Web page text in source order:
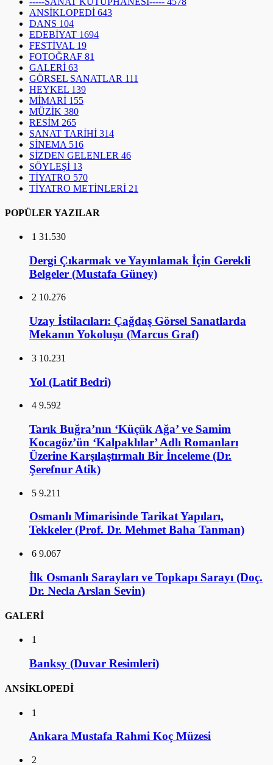
HEYKEL139
MİMARİ155
MÜZİK380
RESİM265
SANAT TARİHİ
SİNEMA516
SİZDEN GELENLER 46
SÖYLEŞİ13
TİYATRO570
TİYATRO METİNLERİ
POPÜLER YAZILAR
131.530
Dergi Çıkarmak ve Yayınlamak İçin Gerekli
Belgeler (Mustafa Güney)
210.276
Uzay İstilacıları: Çağdaş Görsel Sanatlarda
Mekanın Yokoluşu (Marcus Graf)
310.231
Yol (Latif Bedri)
49.592
Kocagöz’ün ‘Kalpaklılar’ Adlı Romanları
Şerefnur Atik)
5 9.211
Osmanlı Mimarisinde Tarikat Yapıları,
Tekkeler (Prof. Dr. Mehmet Baha Tanman)
69.067
İlk Osmanlı Sarayları ve Topkapı Sarayı (Doç.
GALERİ
1
Banksy (Duvar Resimleri)